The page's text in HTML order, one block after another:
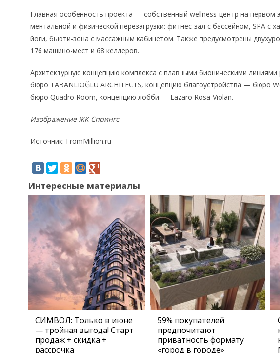
Главная особенность проекта — собственный wellness-центр на первом
ментальной и физической перезагрузки: фитнес-зал с бассейном, SPA с
йоги, бьюти-зона с массажным кабинетом. Также предусмотрены
176 машино-мест и 68 келлеров.
Архитектурную концепцию комплекса с плавными бионическими
бюро TABANLIOĞLU ARCHITECTS, концепцию благоустройства — бюро
бюро Quadro Room, концепцию лобби — Lazaro Rosa-Violan.
Изображение ЖК Спрингс
Источник: FromMillion.ru
Интересные материалы
СИМВОЛ: Только в июне
— тройная выгода! Старт
продаж + скидка +
рассрочка
59% покупателей
предпочитают
приватность формату
«город в городе»